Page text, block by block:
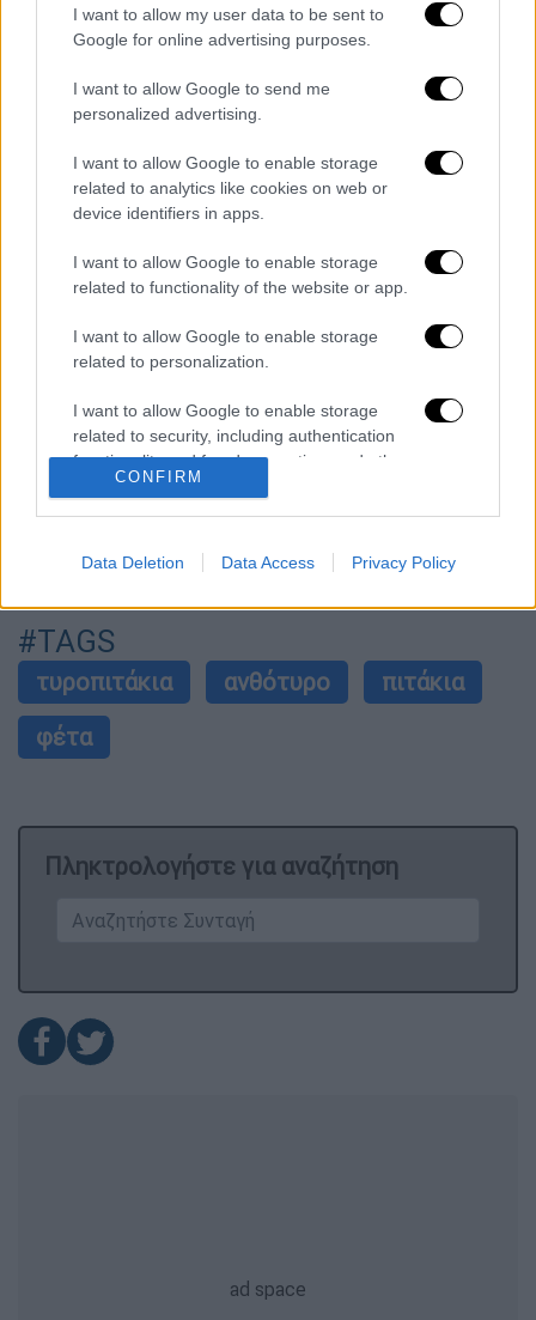
I want to allow my user data to be sent to
Google for online advertising purposes.
I want to allow Google to send me
personalized advertising.
I want to allow Google to enable storage
related to analytics like cookies on web or
device identifiers in apps.
I want to allow Google to enable storage
related to functionality of the website or app.
I want to allow Google to enable storage
related to personalization.
I want to allow Google to enable storage
related to security, including authentication
functionality and fraud prevention, and other
user protection.
CONFIRM
Data Deletion Data Access Privacy Policy
Κόβετε κάθε φύλλο κρούστας σε 3
ισομερή κομμάτια. Τα αλείφετε με
βούτυρο και τα τοποθετείτε το ένα
πάνω στο άλλο. Στην άκρη βάζετε μια
κουταλιά της σούπας από τη γέμιση των
τυριών και τυλίγετε σε ρολό κλείνοντας
προσεκτικά τις πλαϊνές πλευρές της
ψήσιμο. Επαναλαμβάνετε τη διαδικασία
μέχρι να τελειώσουν τα φύλλα κρούστας
και η γέμιση.
Αλείφετε την κάθε φλογέρα με λίγο
λιωμένο βούτυρο και πασπαλίζετε με
μπόλικο σουσάμι.
Τις τοποθετούσε σε ταψί στρωμένο με
αντικολλητικό χαρτί και ψήνετε σε
προθερμασμένο φούρνο στους 180°C για
20'-25', μέχρι να πάρουν ωραίο χρώμα.
#TAGS
τυροπιτάκια ανθότυρο
πιτάκια
φέτα
Πληκτρολογήστε για αναζήτηση